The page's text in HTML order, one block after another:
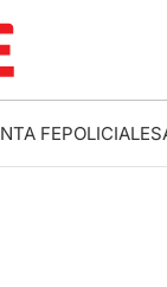
FEPOLICIALES